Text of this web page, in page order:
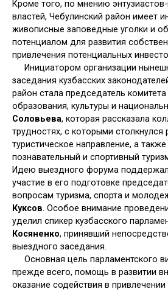
Кроме того, по мнению
властей, Чебулинский район имеет
живописные заповедные уголки и
потенциалом для развития
привлечения потенциальных
Инициатором организации
заседания кузбасских
район стала председатель
образования, культуры и
Соловьева, которая рассказала
трудностях, с которыми столкнулся
туристическое направление, а также
познавательный и спортивный
Идею выездного форума поддержал
участие в его подготовке
вопросам туризма, спорта и
Куксов. Особое внимание
уделил спикер кузбасского
Косяненко, принявший
выездного заседания.
Основная цель парламентского
прежде всего, помощь в развитии
оказание содействия в